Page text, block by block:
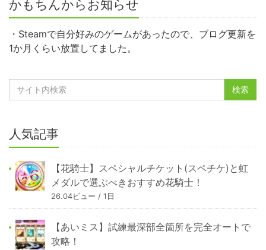
かもちんからお知らせ
・Steamで自分好みのゲームがあったので、ブログ更新を
1か月くらい放置してました。
人気記事
【花騎士】スペシャルチケット(スペチケ)と虹
メダルで選ぶべきおすすめ花騎士！
26.04ビュー / 1日
【あいミス】試練最深部全箇所を完全オートで
攻略！